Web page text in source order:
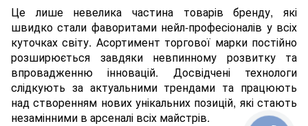
Це лише невелика частина товарів бренду, які
швидко стали фаворитами нейл-професіоналів у всіх
куточках світу. Асортимент торгової марки постійно
розширюється завдяки невпинному розвитку та
впровадженню інновацій. Досвідчені технологи
слідкують за актуальними трендами та працюють
над створенням нових унікальних позицій, які стають
незамінними в арсеналі всіх майстрів.